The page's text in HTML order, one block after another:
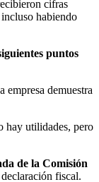
cifras
habiendo
puntos
empresa demuestra
hay utilidades, pero
de la Comisión
fiscal.